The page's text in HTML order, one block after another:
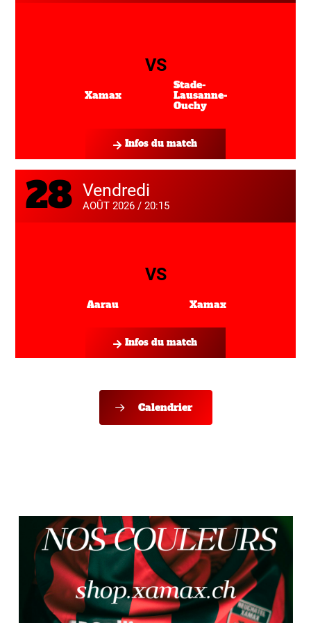
Xamax
VS
Stade-
Lausanne-
Ouchy
Infos du match
28 Vendredi
AOÛT 2026 / 20:15
Aarau
VS
Xamax
Infos du match
Calendrier